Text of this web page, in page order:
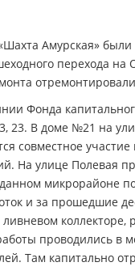
Амурская»
перехода на
Фонда
3, 23. В доме №21 на
совместное
На улице Полевая
микрорайоне
и за прошедшие
проводились в
Там капитально